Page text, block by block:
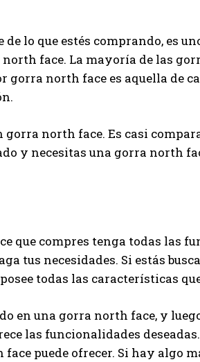
lo que estés comprando, es
face. La mayoría de las
gorra north face es aquella de
north face. Es casi
y necesitas una gorra north
compres tenga todas las
tus necesidades. Si estás
todas las características
en una gorra north face, y
las funcionalidades
puede ofrecer. Si hay algo